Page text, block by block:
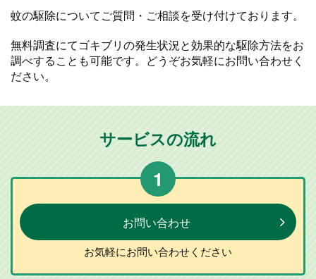
蚊の駆除についてご質問・ご相談を受け付けております。
無料調査にてゴキブリの発生状況と効果的な駆除方法をお
調べすることも可能です。 どうぞお気軽にお問い合わせく
ださい。
サービスの流れ
1
お問い合わせ
お気軽にお問い合わせください